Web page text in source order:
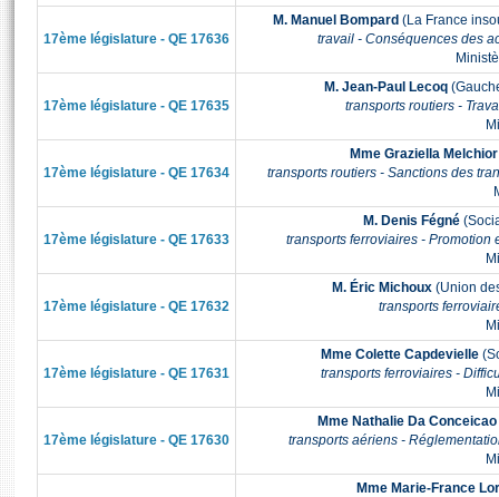
Documents parlementaires
Rapports d'enquête
Rapports sur l'application des lois
Questions écrites et orales
Comptes rendus des débats
( Constitution | Règlement de l'Assemblée ... )
Histoire
Juniors
Anciennes législatures
Liens vers les sites publics
17ème législature - QE 17636
M. Manuel Bompard (La France
travail - Conséquences des
17ème législature - QE 17635
M. Jean-Paul Lecoq
transports routiers -
17ème législature - QE 17634
Mme Graziella Melchior
transports routiers - Sanctions des
17ème législature - QE 17633
M. Denis Fégné
transports ferroviaires -
17ème législature - QE 17632
M. Éric Michoux(Union
transports
17ème législature - QE 17631
Mme Colette Capdevielle
transports ferroviaires -
17ème législature - QE 17630
Mme Nathalie Da
transports aériens -
Mme Marie-France